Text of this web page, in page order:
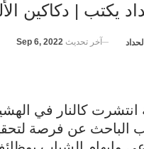
يكتب | دكاكين
آخر تحديث Sep 6, 2022
انتشرت كالنار في
الباحث عن فرصة